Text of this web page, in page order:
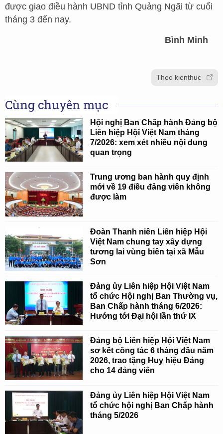
được giao điều hành UBND tỉnh Quảng Ngãi từ cuối
tháng 3 đến nay.
Bình Minh
Theo kienthuc
Cùng chuyên mục
Hội nghị Ban Chấp hành Đảng bộ
Liên hiệp Hội Việt Nam tháng
7/2026: xem xét nhiều nội dung
quan trọng
Trung ương ban hành quy định
mới về 19 điều đảng viên không
được làm
Đoàn Thanh niên Liên hiệp Hội
Việt Nam chung tay xây dựng
tương lai vùng biên tại xã Mẫu
Sơn
Đảng ủy Liên hiệp Hội Việt Nam
tổ chức Hội nghị Ban Thường vụ,
Ban Chấp hành tháng 6/2026:
Hướng tới Đại hội lần thứ IX
Đảng bộ Liên hiệp Hội Việt Nam
sơ kết công tác 6 tháng đầu năm
2026, trao tặng Huy hiệu Đảng
cho 14 đảng viên
Đảng ủy Liên hiệp Hội Việt Nam
tổ chức hội nghị Ban Chấp hành
tháng 5/2026